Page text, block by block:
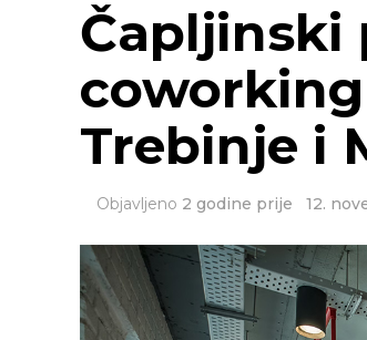
Čapljinski
Trebinje i
Objavljeno 2 godine prije 12.